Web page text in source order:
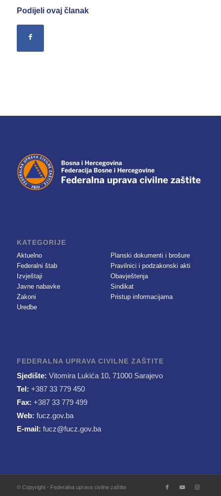
Podijeli ovaj članak
KATEGORIJE
Aktuelno
Federalni štab
Izvještaji
Javne nabavke
Zakoni
Uredbe
Planski dokumenti i brošure
Pravilnici i podzakonski akti
Obavještenja
Sindikat
Pristup informacijama
FEDERALNA UPRAVA CIVILNE ZAŠTITE
Sjedište: Vitomira Lukića 10, 71000 Sarajevo
Tel: +387 33 779 450
Fax: +387 33 779 499
Web: fucz.gov.ba
E-mail: fucz@fucz.gov.ba
© Copyright - Federalna uprava civilne zaštite